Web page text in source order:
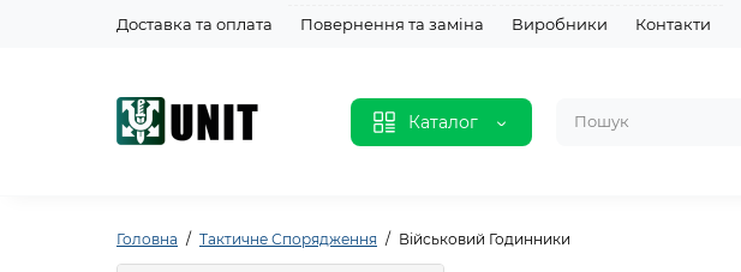
Доставка та оплата Повернення та заміна Виробники Контакти
Каталог
Головна Тактичне Спорядження Військовий Годинники